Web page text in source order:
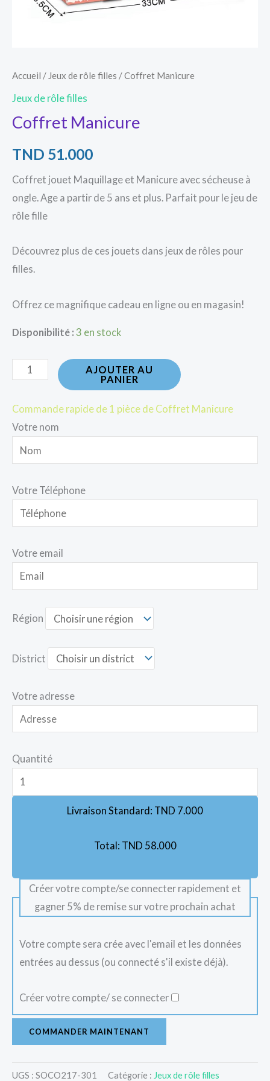
Accueil / Jeux de rôle filles / Coffret Manicure
Jeux de rôle filles
Coffret Manicure
TND 51.000
Coffret jouet Maquillage et Manicure avec sécheuse à
ongle. Age a partir de 5 ans et plus. Parfait pour le jeu de
rôle fille
Découvrez plus de ces jouets dans jeux de rôles pour
filles.
Offrez ce magnifique cadeau en ligne ou en magasin!
Disponibilité : 3 en stock
AJOUTER AU
PANIER
Commande rapide de 1 pièce de Coffret Manicure
Votre nom
Votre Téléphone
Votre email
Région
District
Votre adresse
Quantité
Livraison Standard: TND 7.000
Total: TND 58.000
Créer votre compte/se connecter rapidement et
gagner 5% de remise sur votre prochain achat
Votre compte sera crée avec l'email et les données
entrées au dessus (ou connecté s'il existe déjà).
Créer votre compte/ se connecter
COMMANDER MAINTENANT
UGS : SOCO217-301 Catégorie : Jeux de rôle filles